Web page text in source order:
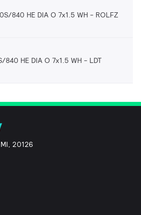
840 HE DIA O 7x1.5 WH ROLFZ
840 HE DIA O 7x1.5 WH LDT
20126